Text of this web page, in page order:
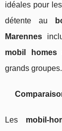
idéales pour
détente au
Marennes
mobil homes
grands groupes.
Les mobil-